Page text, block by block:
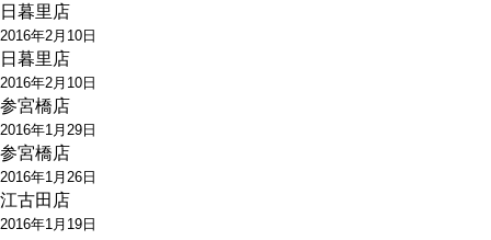
ビ
ゲ
ー
シ
ョ
ン
日暮里店
2016年2月10日
日暮里店
2016年2月10日
参宮橋店
2016年1月29日
参宮橋店
2016年1月26日
江古田店
2016年1月19日